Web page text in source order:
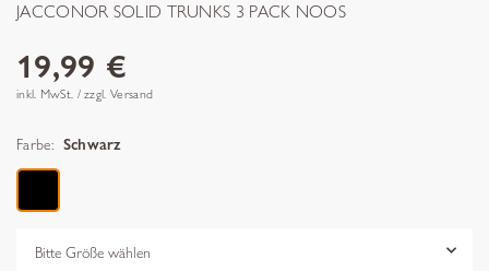
JACCONOR SOLID TRUNKS 3 PACK NOOS
19,99 €
inkl. MwSt. / zzgl. Versand
Farbe: Schwarz